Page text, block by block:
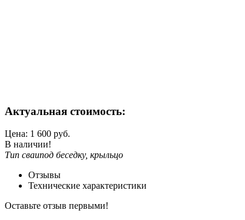
Актуальная стоимость:
Цена: 1 600 руб.
В наличии!
Тип сваипод беседку, крыльцо
Отзывы
Технические характеристики
Оставьте отзыв первыми!